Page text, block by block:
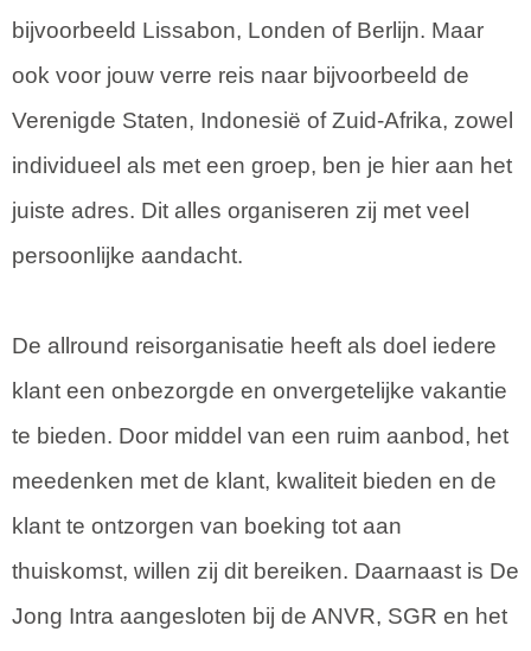
bijvoorbeeld Lissabon, Londen of Berlijn. Maar
ook voor jouw verre reis naar bijvoorbeeld de
Verenigde Staten, Indonesië of Zuid-Afrika, zowel
individueel als met een groep, ben je hier aan het
juiste adres. Dit alles organiseren zij met veel
persoonlijke aandacht.
De allround reisorganisatie heeft als doel iedere
klant een onbezorgde en onvergetelijke vakantie
te bieden. Door middel van een ruim aanbod, het
meedenken met de klant, kwaliteit bieden en de
klant te ontzorgen van boeking tot aan
thuiskomst, willen zij dit bereiken. Daarnaast is De
Jong Intra aangesloten bij de ANVR, SGR en het